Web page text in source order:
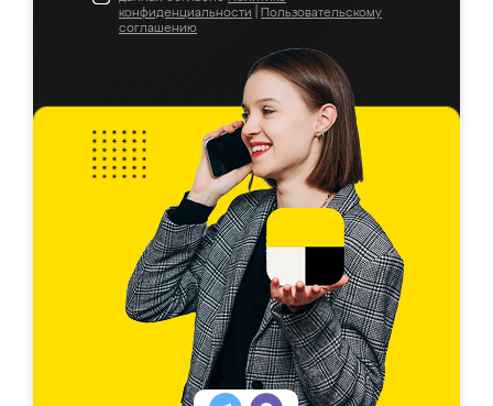
конфиденциальности
Пользовательскому
соглашению